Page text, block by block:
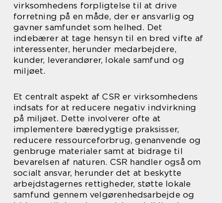
virksomhedens forpligtelse til at drive
forretning på en måde, der er ansvarlig og
gavner samfundet som helhed. Det
indebærer at tage hensyn til en bred vifte af
interessenter, herunder medarbejdere,
kunder, leverandører, lokale samfund og
miljøet.
Et centralt aspekt af CSR er virksomhedens
indsats for at reducere negativ indvirkning
på miljøet. Dette involverer ofte at
implementere bæredygtige praksisser,
reducere ressourceforbrug, genanvende og
genbruge materialer samt at bidrage til
bevarelsen af naturen. CSR handler også om
socialt ansvar, herunder det at beskytte
arbejdstagernes rettigheder, støtte lokale
samfund gennem velgørenhedsarbejde og